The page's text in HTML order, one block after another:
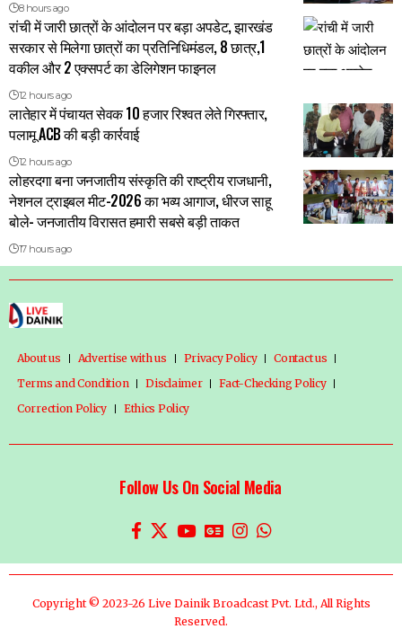
8 hours ago
रांची में जारी छात्रों के आंदोलन पर बड़ा अपडेट, झारखंड
सरकार से मिलेगा छात्रों का प्रतिनिधिमंडल, 8 छात्र,1
वकील और 2 एक्सपर्ट का डेलिगेशन फाइनल
12 hours ago
लातेहार में पंचायत सेवक 10 हजार रिश्वत लेते गिरफ्तार,
पलामू ACB की बड़ी कार्रवाई
12 hours ago
लोहरदगा बना जनजातीय संस्कृति की राष्ट्रीय राजधानी,
नेशनल ट्राइबल मीट-2026 का भव्य आगाज, धीरज साहू
बोले- जनजातीय विरासत हमारी सबसे बड़ी ताकत
17 hours ago
About us Advertise with us Privacy Policy
Contact us
Terms and Condition
Disclaimer
Fact-Checking Policy
Correction Policy
Ethics Policy
Follow Us On Social Media
Copyright © 2023-26 Live Dainik Broadcast Pvt. Ltd., All Rights
Reserved.